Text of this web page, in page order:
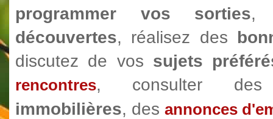
programmer vos sorties,
découvertes, réalisez des
discutez de vos sujets
rencontres, consulter
immobilières, des annonces